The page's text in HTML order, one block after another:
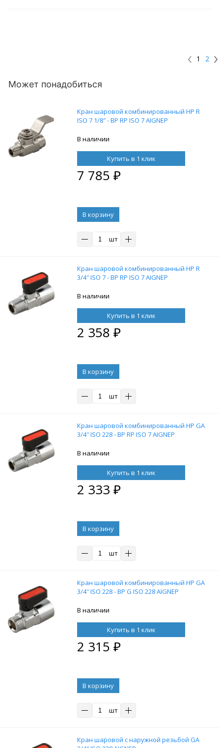
1 2
Может понадобиться
Кран шаровой комбинированный НР R
ISO 7 1/8″ - ВР RP ISO 7 AIGNEP
В наличии
Купить в 1 клик
7 785 ₽
В корзину
шт
Кран шаровой комбинированный НР R
3/4″ ISO 7 - ВР RP ISO 7 AIGNEP
В наличии
Купить в 1 клик
2 358 ₽
В корзину
шт
Кран шаровой комбинированный НР GA
3/4″ ISO 228 - ВР RP ISO 7 AIGNEP
В наличии
Купить в 1 клик
2 333 ₽
В корзину
шт
Кран шаровой комбинированный НР GA
3/4″ ISO 228 - ВР G ISO 228 AIGNEP
В наличии
Купить в 1 клик
2 315 ₽
В корзину
шт
Кран шаровой с наружной резьбой GA